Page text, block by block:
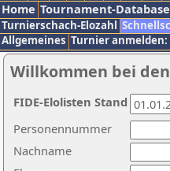
Home Tournament-Database
Turnierschach-Elozahl
Allgemeines Turnier anmelden:
Willkommen bei
Nachname
Personennummer
FIDE-Elolisten Stand